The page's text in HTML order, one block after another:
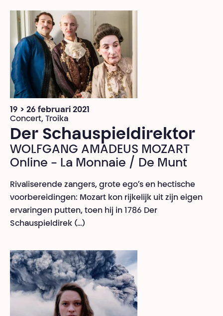
19 > 26 februari 2021
Concert, Troika
Der Schauspieldirektor
WOLFGANG AMADEUS MOZART
Online - La Monnaie / De Munt
Rivaliserende zangers, grote ego’s en hectische
voorbereidingen: Mozart kon rijkelijk uit zijn eigen
ervaringen putten, toen hij in 1786 Der
Schauspieldirek (…)